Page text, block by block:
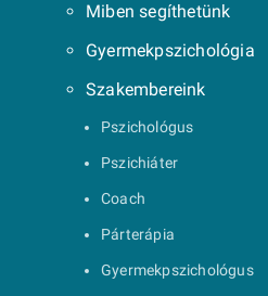
Miben segíthetünk
Gyermekpszichológia
Szakembereink
Pszichológus
Pszichiáter
Coach
Párterápia
Gyermekpszichológus